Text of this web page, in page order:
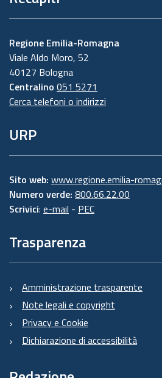
Regione Emilia-Romagna
Viale Aldo Moro, 52
40127 Bologna
Centralino 051 5271
Cerca telefoni o indirizzi
URP
Sito web: www.regione.emilia-
Numero verde: 800.66.22.00
Scrivici: e-mail - PEC
Trasparenza
Amministrazione trasparente
Note legali e copyright
Privacy e Cookie
Dichiarazione di accessibilità